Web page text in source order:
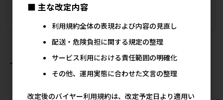
おすすめ商品
■ 主な改定内容
利用規約全体の表現および内容の見直し
配送・危険負担に関する規定の整理
サービス利用における責任範囲の明確化
その他、運用実態に合わせた文言の整理
改定後のバイヤー利用規約は、改定予定日より適用い